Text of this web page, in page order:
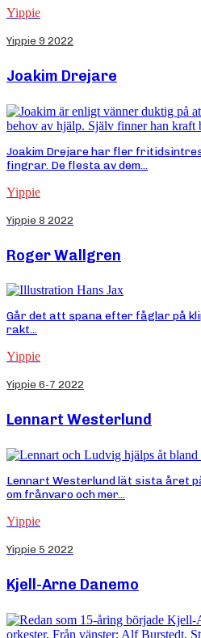
Yippie
Yippie 9 2022
Joakim Drejare
Joakim Drejare har fler
fingrar. De flesta av dem...
Yippie
Yippie 8 2022
Roger Wallgren
Går det att spana efter fåglar på
rakt...
Yippie
Yippie 6-7 2022
Lennart Westerlund
Lennart Westerlund lät sista året
om frånvaro och mer...
Yippie
Yippie 5 2022
Kjell-Arne Danemo